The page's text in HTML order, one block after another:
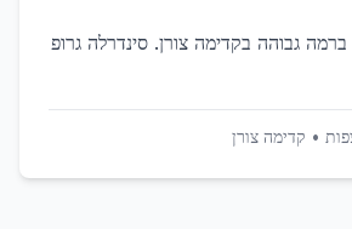
גבוהה בקדימה צורן. סינדרלה גרופ
• קדימה צורן